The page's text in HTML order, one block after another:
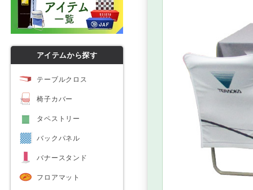
スタンプラリー
アイテムから探す
テーブルクロス
椅子カバー
タペストリー
バックパネル
バナースタンド
フロアマット